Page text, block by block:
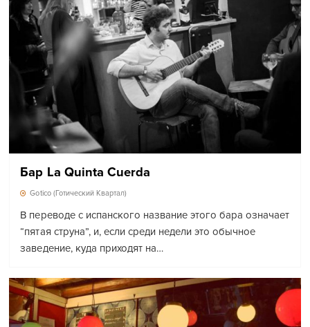
Бар La Quinta Cuerda
Gotico (Готический Квартал)
В переводе с испанского название этого бара означает
“пятая струна”, и, если среди недели это обычное
заведение, куда приходят на…